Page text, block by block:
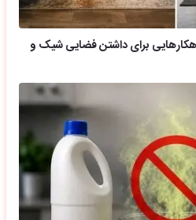
۲۵ متری؛ راهکارهایی برای داشتن فضایی شیک و